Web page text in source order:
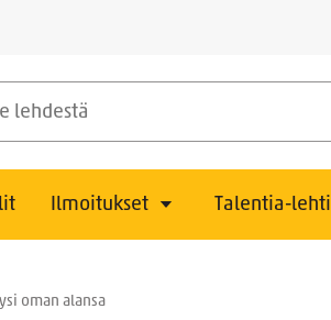
Ilmoitukset Talentia-lehti
oman alansa